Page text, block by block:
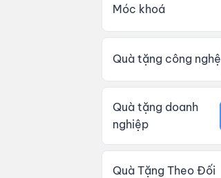
Móc khoá
Quà tặng công nghệ
Quà tặng doanh
nghiệp
Quà Tặng Theo Đối